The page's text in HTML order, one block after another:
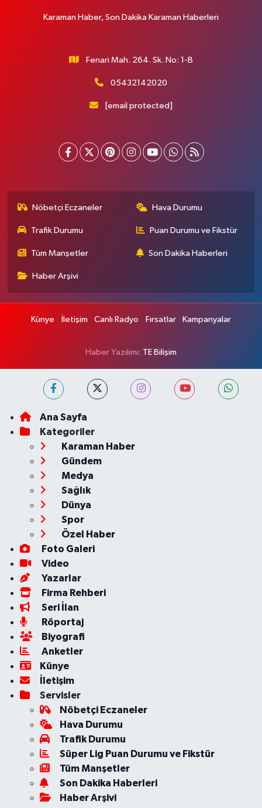
Karaman Haber, Son Dakika Karaman Haberleri
Fenari Mah. 264. Sk. No: 1-B
05432142020
[email protected]
Nöbetçi Eczaneler Hava Durumu
Trafik Durumu Puan Durumu ve Fikstür
Tüm Manşetler Son Dakika Haberleri
Haber Arşivi
Künye İletişim Canlı Radyo Fırsatlar Kampanyalar
Haber Yazılımı: TE Bilişim
Ana Sayfa
Kategoriler
Karaman Haber
Gündem
Medya
Sağlık
Dünya
Spor
Özel Haber
Foto Galeri
Video
Yazarlar
Firma Rehberi
Seri İlan
Röportaj
Biyografi
Anketler
Künye
İletişim
Servisler
Nöbetçi Eczaneler
Hava Durumu
Trafik Durumu
Süper Lig Puan Durumu ve Fikstür
Tüm Manşetler
Son Dakika Haberleri
Haber Arşivi